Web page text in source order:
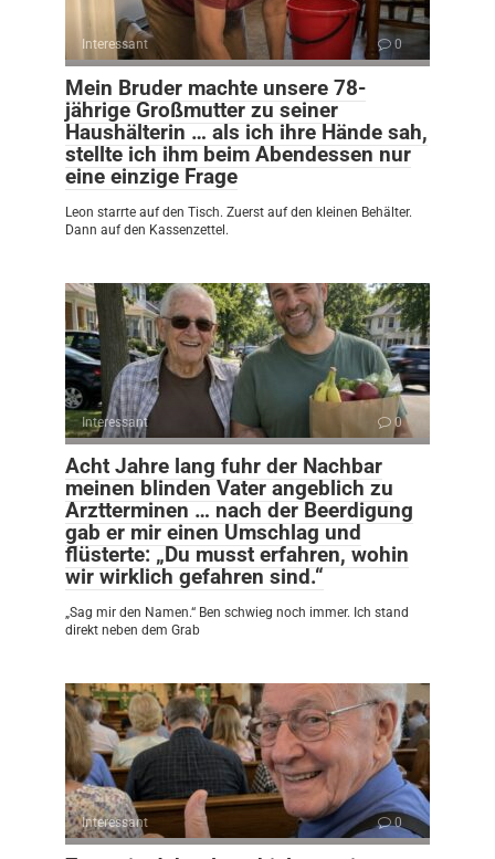
Interessant 0
Mein Bruder machte unsere 78-
jährige Großmutter zu seiner
Haushälterin … als ich ihre Hände sah,
stellte ich ihm beim Abendessen nur
eine einzige Frage
Leon starrte auf den Tisch. Zuerst auf den kleinen Behälter.
Dann auf den Kassenzettel.
Interessant 0
Acht Jahre lang fuhr der Nachbar
meinen blinden Vater angeblich zu
Arztterminen … nach der Beerdigung
gab er mir einen Umschlag und
flüsterte: „Du musst erfahren, wohin
wir wirklich gefahren sind.“
„Sag mir den Namen.“ Ben schwieg noch immer. Ich stand
direkt neben dem Grab
Interessant 0